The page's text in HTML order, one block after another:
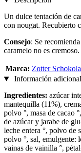
Un dulce tentación de
con nougat. Recubierto
Consejo: Se
caramelo no es cremoso.
Marca: Zotter
Información adicional
Ingredientes: azúcar
mantequilla (11%),
polvo °, masa de cacao
de azúcar y jarabe de
leche entera °, polvo de
polvo °, sal, emulgente:
vainas de vainilla °,